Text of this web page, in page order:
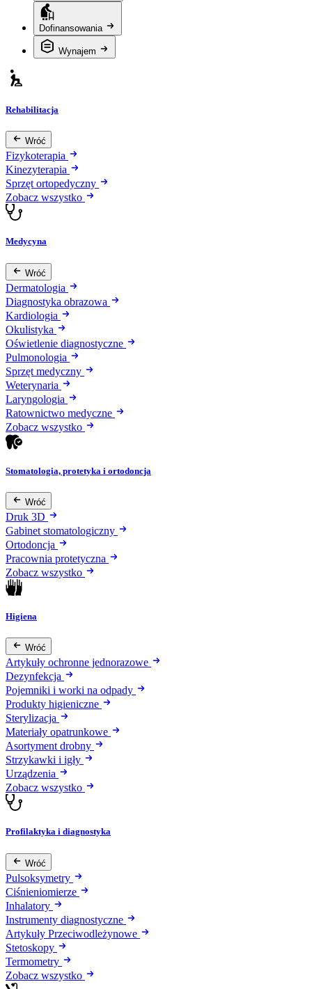
Dofinansowania
Wynajem
Rehabilitacja
Wróć
Fizykoterapia
Kinezyterapia
Sprzęt ortopedyczny
Zobacz wszystko
Medycyna
Wróć
Dermatologia
Diagnostyka obrazowa
Kardiologia
Okulistyka
Oświetlenie diagnostyczne
Pulmonologia
Sprzęt medyczny
Weterynaria
Laryngologia
Ratownictwo medyczne
Zobacz wszystko
Stomatologia, protetyka i ortodoncja
Wróć
Druk 3D
Gabinet stomatologiczny
Ortodoncja
Pracownia protetyczna
Zobacz wszystko
Higiena
Wróć
Artykuły ochronne jednorazowe
Dezynfekcja
Pojemniki i worki na odpady
Produkty higieniczne
Sterylizacja
Materiały opatrunkowe
Asortyment drobny
Strzykawki i igły
Urządzenia
Zobacz wszystko
Profilaktyka i diagnostyka
Wróć
Pulsoksymetry
Ciśnieniomierze
Inhalatory
Instrumenty diagnostyczne
Artykuły Przeciwodleżynowe
Stetoskopy
Termometry
Zobacz wszystko